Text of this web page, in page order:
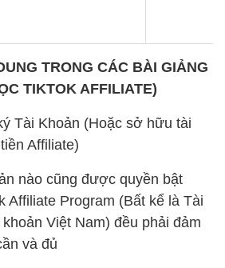
TRONG CÁC BÀI GIẢNG
TIKTOK AFFILIATE)
Tài Khoản (Hoặc sở hữu tài
Affiliate)
nào cũng được quyền bật
Affiliate Program (Bất kể là Tài
Việt Nam) đều phải đảm
và đủ